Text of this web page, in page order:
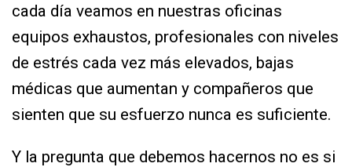
cada día veamos en nuestras oficinas
equipos exhaustos, profesionales con niveles
de estrés cada vez más elevados, bajas
médicas que aumentan y compañeros que
sienten que su esfuerzo nunca es suficiente.
Y la pregunta que debemos hacernos no es si